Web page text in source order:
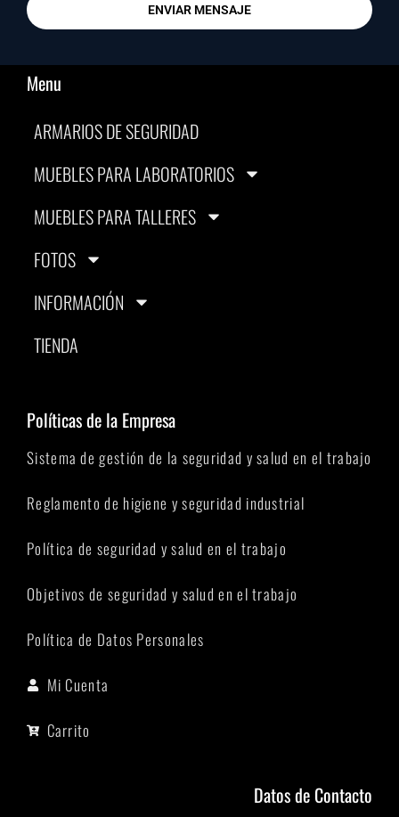
ENVIAR MENSAJE
Menu
ARMARIOS DE SEGURIDAD
MUEBLES PARA LABORATORIOS
MUEBLES PARA TALLERES
FOTOS
INFORMACIÓN
TIENDA
Políticas de la Empresa
Sistema de gestión de la seguridad y salud en el trabajo
Reglamento de higiene y seguridad industrial
Política de seguridad y salud en el trabajo
Objetivos de seguridad y salud en el trabajo
Política de Datos Personales
Mi Cuenta
Carrito
Datos de Contacto